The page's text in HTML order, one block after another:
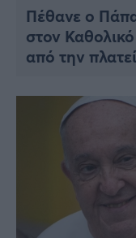
Πέθανε ο
στον
από την